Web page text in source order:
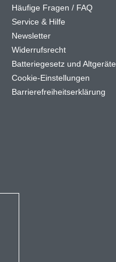
Häufige Fragen / FAQ
Service & Hilfe
Newsletter
Widerrufsrecht
Batteriegesetz und Altgeräte
Cookie-Einstellungen
Barrierefreiheitserklärung